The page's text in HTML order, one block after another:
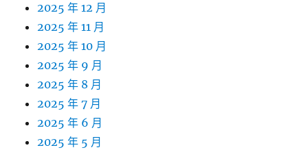
2025 年 12 月
2025 年 11 月
2025 年 10 月
2025 年 9 月
2025 年 8 月
2025 年 7 月
2025 年 6 月
2025 年 5 月